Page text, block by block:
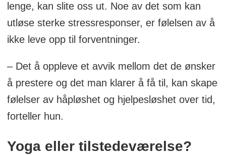
lenge, kan slite oss ut. Noe av det som kan
utløse sterke stressresponser, er følelsen av å
ikke leve opp til forventninger.
– Det å oppleve et avvik mellom det de ønsker
å prestere og det man klarer å få til, kan skape
følelser av håpløshet og hjelpesløshet over tid,
forteller hun.
Yoga eller tilstedeværelse?